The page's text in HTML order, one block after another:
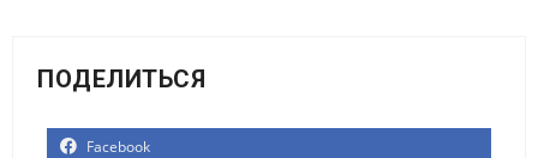
ПОДЕЛИТЬСЯ
Facebook